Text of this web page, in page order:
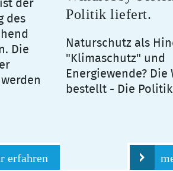
der
des
Die
erfahren
Politik liefert.
Naturschutz als
"Klimaschutz" und
Energiewende?
bestellt - Die